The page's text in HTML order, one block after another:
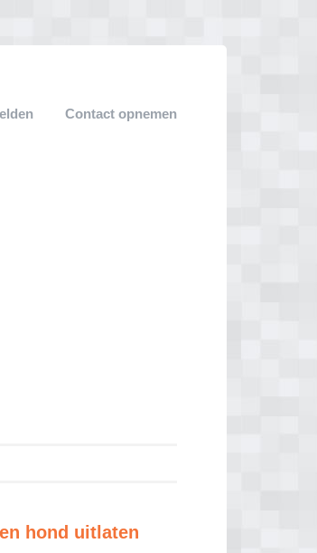
Contact opnemen
hond uitlaten